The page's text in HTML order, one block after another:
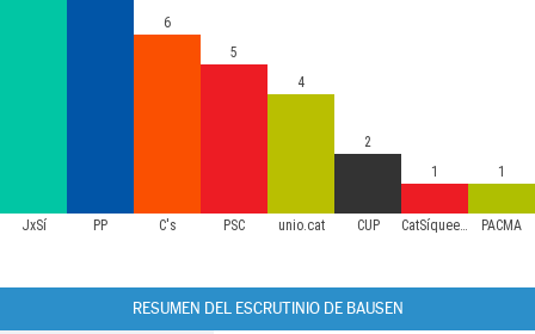
JxSí PP C's PSC unio.cat CUP CatSíqueesPot PACMA
6
5
4
2
1
1
RESUMEN DEL ESCRUTINIO DE BAUSEN